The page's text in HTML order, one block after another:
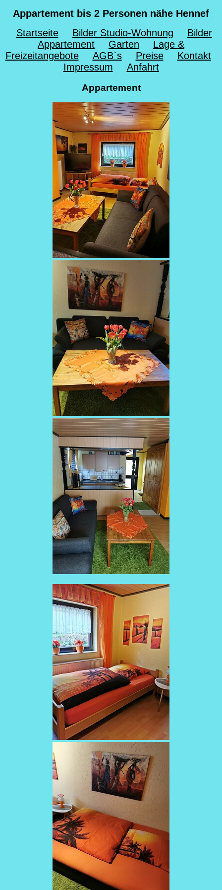
Appartement bis 2 Personen nähe Hennef
Startseite
Bilder Studio-Wohnung
Bilder
Appartement
Garten
Lage &
Freizeitangebote
AGB`s Preise
Kontakt
Impressum
Anfahrt
Appartement